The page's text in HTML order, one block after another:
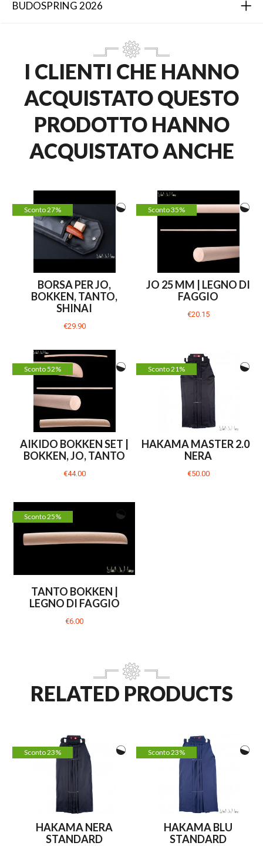
BUDOSPRING 2026
I CLIENTI CHE HANNO
ACQUISTATO QUESTO
PRODOTTO HANNO
ACQUISTATO ANCHE
Sconto 27%
BORSA PER JO,
BOKKEN, TANTO,
SHINAI
€29.90
Sconto 35%
JO 25 MM | LEGNO DI
FAGGIO
€20.15
Sconto 52%
AIKIDO BOKKEN SET |
BOKKEN, JO, TANTO
€44.00
Sconto 21%
HAKAMA MASTER 2.0 |
NERA
€50.00
Sconto 25%
TANTO BOKKEN |
LEGNO DI FAGGIO
€6.00
RELATED PRODUCTS
Sconto 23%
HAKAMA NERA
STANDARD
Sconto 23%
HAKAMA BLU
STANDARD